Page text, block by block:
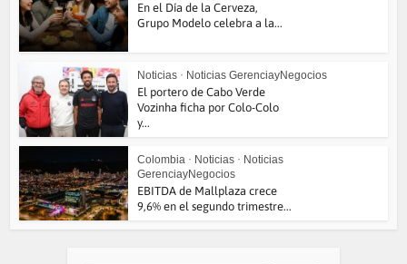
En el Día de la Cerveza,
Grupo Modelo celebra a la...
Noticias • Noticias GerenciayNegocios
El portero de Cabo Verde
Vozinha ficha por Colo-Colo
y...
Colombia • Noticias • Noticias
GerenciayNegocios
EBITDA de Mallplaza crece
9,6% en el segundo trimestre...